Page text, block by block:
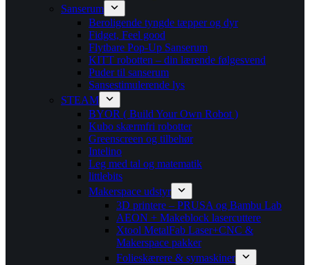
Sanserum
Beroligende tyngde tæpper og dyr
Fidget, Feel good
Flytbare Pop-Up Sanserum
KITT robotten – din lærende følgesvend
Puder til sanserum
Sansestimulerende lys
STEAM
BYOR ( Build Your Own Robot )
Kubo skærmfri robotter
Greenscreen og tilbehør
Intelino
Leg med tal og matematik
littlebits
Makerspace udstyr
3D printere – PRUSA og Bambu Lab
AEON + Makeblock lasercuttere
Xtool MetalFab Laser+CNC &
Makerspace pakker
Folieskærere & symaskiner